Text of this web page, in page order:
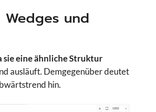
und
sie eine ähnliche Struktur
ausläuft. Demgegenüber deutet
hin.